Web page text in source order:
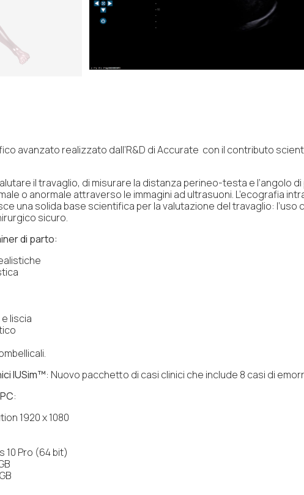
avanzato realizzato dall’R&D di Accurate con il contributo
il travaglio, di misurare la distanza perineo-testa e l’angolo
o anormale attraverso le immagini ad ultrasuoni. L’ecografia
una solida base scientifica per la valutazione del travaglio:
sicuro.
di parto:
liscia
IUSim™: Nuovo pacchetto di casi clinici che include 8 casi di
:
1920 x 1080
10 Pro (64 bit)